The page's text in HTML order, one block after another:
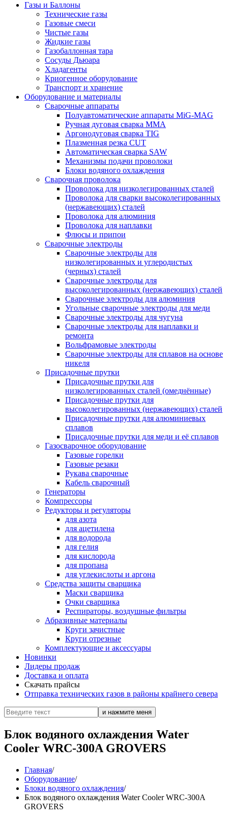
Газы и Баллоны
Технические газы
Газовые смеси
Чистые газы
Жидкие газы
Газобаллонная тара
Сосуды Дьюара
Хладагенты
Криогенное оборудование
Транспорт и хранение
Оборудование и материалы
Сварочные аппараты
Полуавтоматические аппараты MiG-MAG
Ручная дуговая сварка MMA
Аргонодуговая сварка TIG
Плазменная резка CUT
Автоматическая сварка SAW
Механизмы подачи проволоки
Блоки водяного охлаждения
Сварочная проволока
Проволока для низколегированных сталей
Проволока для сварки высоколегированных
(нержавеющих) сталей
Проволока для алюминия
Проволока для наплавки
Флюсы и припои
Сварочные электроды
Сварочные электроды для
низколегированных и углеродистых
(черных) сталей
Сварочные электроды для
высоколегированных (нержавеющих) сталей
Сварочные электроды для алюминия
Угольные сварочные электроды для меди
Сварочные электроды для чугуна
Сварочные электроды для наплавки и
ремонта
Вольфрамовые электроды
Сварочные электроды для сплавов на основе
никеля
Присадочные прутки
Присадочные прутки для
низколегированных сталей (омеднённые)
Присадочные прутки для
высоколегированных (нержавеющих) сталей
Присадочные прутки для алюминиевых
сплавов
Присадочные прутки для меди и её сплавов
Газосварочное оборудование
Газовые горелки
Газовые резаки
Рукава сварочные
Кабель сварочный
Генераторы
Компрессоры
Редукторы и регуляторы
для азота
для ацетилена
для водорода
для гелия
для кислорода
для пропана
для углекислоты и аргона
Средства защиты сварщика
Маски сварщика
Очки сварщика
Респираторы, воздушные фильтры
Абразивные материалы
Круги зачистные
Круги отрезные
Комплектующие и аксессуары
Новинки
Лидеры продаж
Доставка и оплата
Скачать прайсы
Отправка технических газов в районы крайнего севера
Блок водяного охлаждения Water
Cooler WRC-300A GROVERS
Главная/
Оборудование/
Блоки водяного охлаждения/
Блок водяного охлаждения Water Cooler WRC-300A
GROVERS